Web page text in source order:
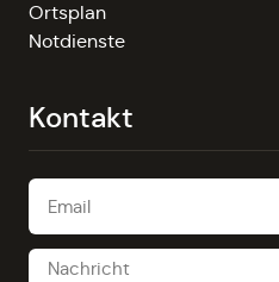
Ortsplan
Notdienste
Kontakt